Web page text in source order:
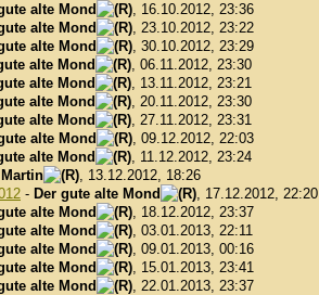
alte Mond
, 16.10.2012, 23:36
alte Mond
, 23.10.2012, 23:22
alte Mond
, 30.10.2012, 23:29
alte Mond
, 06.11.2012, 23:30
alte Mond
, 13.11.2012, 23:21
alte Mond
, 20.11.2012, 23:30
alte Mond
, 27.11.2012, 23:31
alte Mond
, 09.12.2012, 22:03
alte Mond
, 11.12.2012, 23:24
Martin
, 13.12.2012, 18:26
- Der gute alte Mond
, 17.12.2012, 22:20
alte Mond
, 18.12.2012, 23:37
alte Mond
, 03.01.2013, 22:11
alte Mond
, 09.01.2013, 00:16
alte Mond
, 15.01.2013, 23:41
alte Mond
, 22.01.2013, 23:37